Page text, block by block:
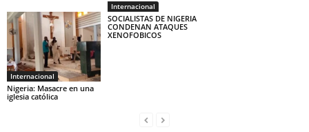
Internacional
Nigeria: Masacre en una
iglesia católica
Internacional
SOCIALISTAS DE NIGERIA
CONDENAN ATAQUES
XENOFOBICOS